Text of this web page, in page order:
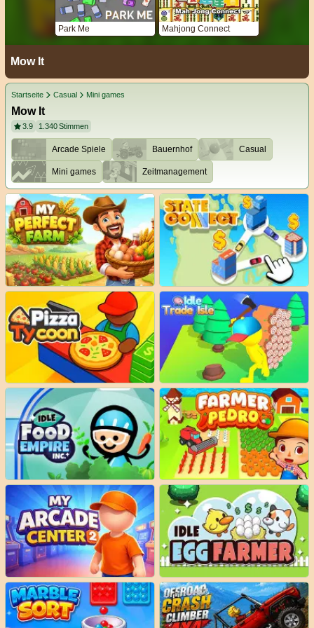
Park Me Mahjong Connect
Mow It
Startseite Casual Mini games
Mow It
3.9 1.340Stimmen
Arcade Spiele Bauernhof Casual
Mini games Zeitmanagement